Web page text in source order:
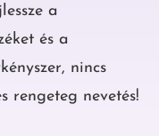
a
és a
nincs
rengeteg nevetés!